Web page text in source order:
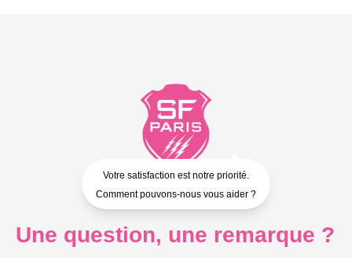
Votre satisfaction est notre priorité.
Comment pouvons-nous vous aider ?
Une question, une remarque ?